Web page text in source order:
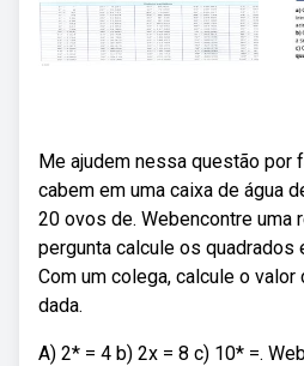
Me ajudem nessa questão por
cabem em uma caixa de água
20 ovos de. Webencontre uma
pergunta calcule os quadrados
Com um colega, calcule o valor
dada.
A) 2* = 4 b) 2x = 8 c) 10* =.